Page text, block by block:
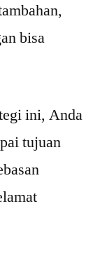
bisa
ini, Anda
tujuan